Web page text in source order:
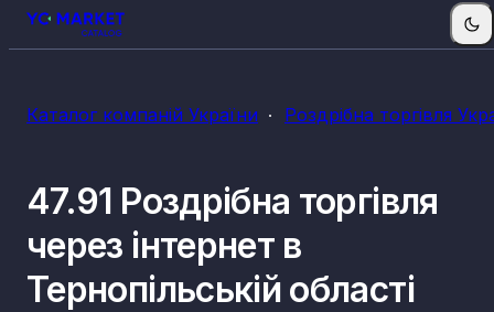
Каталог компаній України Роздрібна торгівля
47.91 Роздрібна торгівля
через інтернет в
Тернопільській області